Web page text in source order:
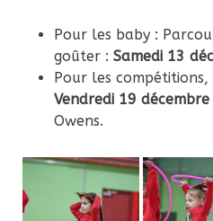
Pour les baby :
goûter : Samedi 13
Pour les compétitions,
Vendredi 19 décembre
Owens.